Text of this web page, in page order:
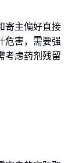
寄主偏好直接
危害，需要强
考虑药剂残留